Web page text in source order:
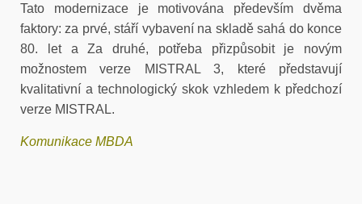
Tato modernizace je motivována především dvěma
faktory: za prvé,stáří vybavení na skladě sahá do konce
80. let aZa druhé, potřeba přizpůsobit je novým
možnostemverze MISTRAL 3, které představují
kvalitativní a technologický skok vzhledem k předchozí
verze MISTRAL.
Komunikace MBDA